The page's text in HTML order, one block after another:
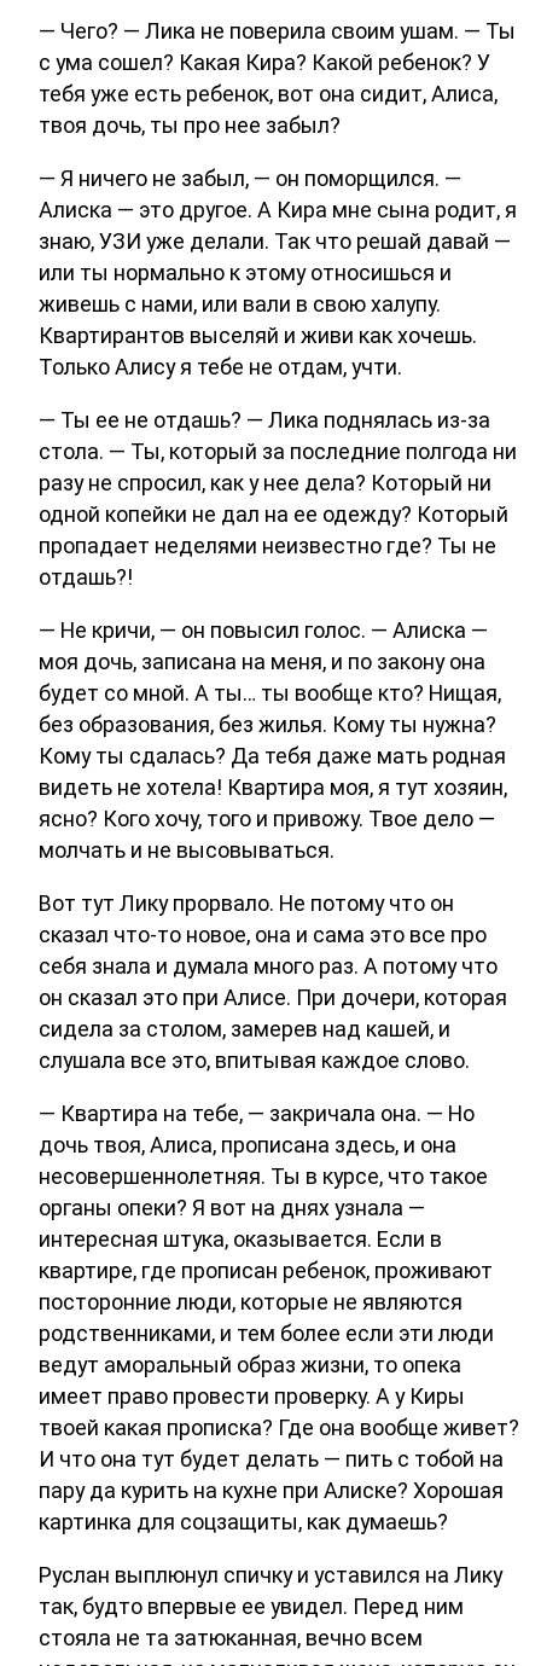
— Чего? — Лика не поверила своим ушам. — Ты
с ума сошел? Какая Кира? Какой ребенок? У
тебя уже есть ребенок, вот она сидит, Алиса,
твоя дочь, ты про нее забыл?
— Я ничего не забыл, — он поморщился. —
Алиска — это другое. А Кира мне сына родит, я
знаю, УЗИ уже делали. Так что решай давай —
или ты нормально к этому относишься и
живешь с нами, или вали в свою халупу.
Квартирантов выселяй и живи как хочешь.
Только Алису я тебе не отдам, учти.
— Ты ее не отдашь? — Лика поднялась из-за
стола. — Ты, который за последние полгода ни
разу не спросил, как у нее дела? Который ни
одной копейки не дал на ее одежду? Который
пропадает неделями неизвестно где? Ты не
отдашь?!
— Не кричи, — он повысил голос. — Алиска —
моя дочь, записана на меня, и по закону она
будет со мной. А ты… ты вообще кто? Нищая,
без образования, без жилья. Кому ты нужна?
Кому ты сдалась? Да тебя даже мать родная
видеть не хотела! Квартира моя, я тут хозяин,
ясно? Кого хочу, того и привожу. Твое дело —
молчать и не высовываться.
Вот тут Лику прорвало. Не потому что он
сказал что-то новое, она и сама это все про
себя знала и думала много раз. А потому что
он сказал это при Алисе. При дочери, которая
сидела за столом, замерев над кашей, и
слушала все это, впитывая каждое слово.
— Квартира на тебе, — закричала она. — Но
дочь твоя, Алиса, прописана здесь, и она
несовершеннолетняя. Ты в курсе, что такое
органы опеки? Я вот на днях узнала —
интересная штука, оказывается. Если в
квартире, где прописан ребенок, проживают
посторонние люди, которые не являются
родственниками, и тем более если эти люди
ведут аморальный образ жизни, то опека
имеет право провести проверку. А у Киры
твоей какая прописка? Где она вообще живет?
И что она тут будет делать — пить с тобой на
пару да курить на кухне при Алиске? Хорошая
картинка для соцзащиты, как думаешь?
Руслан выплюнул спичку и уставился на Лику
так, будто впервые ее увидел. Перед ним
стояла не та затюканная, вечно всем